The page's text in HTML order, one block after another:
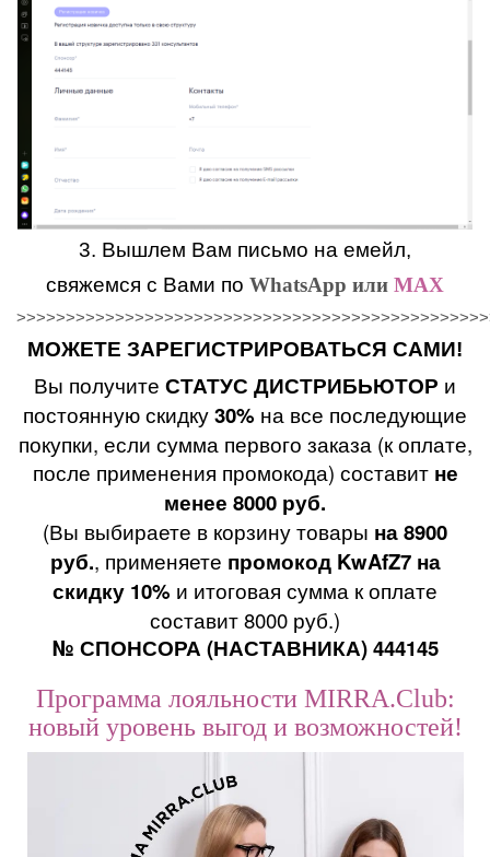
3. Вышлем Вам письмо на емейл,
свяжемся с Вами по WhatsApp или MAX
МОЖЕТЕ ЗАРЕГИСТРИРОВАТЬСЯ САМИ!
Вы получите СТАТУС ДИСТРИБЬЮТОР и
постоянную скидку30% на все последующие
покупки, если сумма первого заказа (к оплате,
после применения промокода) составит не
менее 8000 руб.
(Вы выбираете в корзину товары на 8900
руб., применяете промокод KwAfZ7 на
скидку 10% и итоговая сумма к оплате
составит 8000 руб.)
№ СПОНСОРА (НАСТАВНИКА) 444145
Программа лояльности MIRRA.Club:
новый уровень выгод и возможностей!